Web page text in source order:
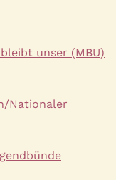
unser (MBU)
Nationaler